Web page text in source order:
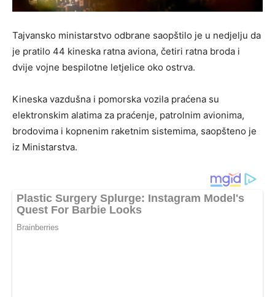
Tajvansko ministarstvo odbrane saopštilo je u nedjelju da
je pratilo 44 kineska ratna aviona, četiri ratna broda i
dvije vojne bespilotne letjelice oko ostrva.
Kineska vazdušna i pomorska vozila praćena su
elektronskim alatima za praćenje, patrolnim avionima,
brodovima i kopnenim raketnim sistemima, saopšteno je
iz Ministarstva.